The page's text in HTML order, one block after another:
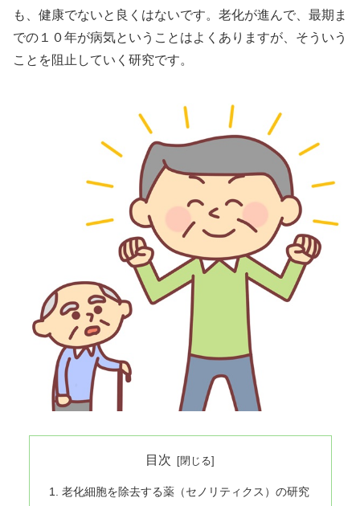
も、健康でないと良くはないです。老化が進んで、最期ま
での１０年が病気ということはよくありますが、そういう
ことを阻止していく研究です。
目次
老化細胞を除去する薬（セノリティクス）の研究